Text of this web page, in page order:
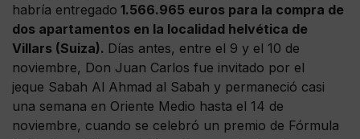
habría entregado 1.566.965 euros para la compra de
dos apartamentos en la localidad helvética de
Villars (Suiza). Días antes, entre el 9 y el 10 de
noviembre, Don Juan Carlos fue invitado por el
jeque Sabah Al Ahmad al Sabah y permaneció casi
una semana en Oriente Medio hasta el 14 de
noviembre, cuando se celebró un premio de Fórmula